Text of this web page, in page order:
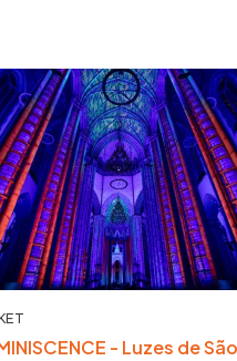
- Luzes de São